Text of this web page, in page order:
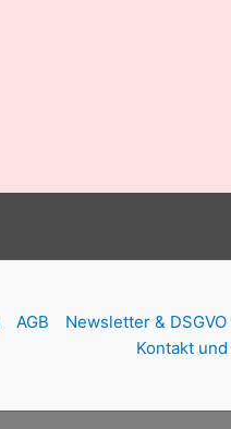
AGB Newsletter & DSGVO
Kontakt